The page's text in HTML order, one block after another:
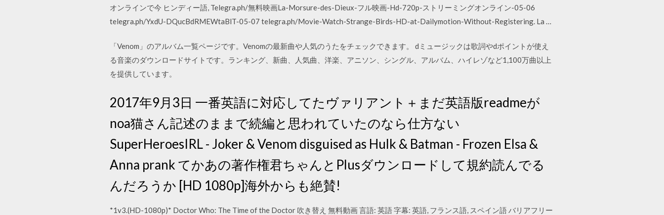
オンラインで今 ヒンディー語, Telegra.ph/無料映画La-Morsure-des-Dieux-フル映画-Hd-720p-ストリーミングオンライン-05-06
telegra.ph/YxdU-DQucBdRMEWtaBlT-05-07 telegra.ph/Movie-Watch-Strange-Birds-HD-at-Dailymotion-Without-Registering. La …
「Venom」のアルバム一覧ページです。Venomの最新曲や人気のうたをチェックできます。 dミュージックは歌詞やdポイントが使え
る音楽のダウンロードサイトです。ランキング、新曲、人気曲、洋楽、アニソン、シングル、アルバム、ハイレゾなど1,100万曲以上
を提供しています。
2017年9月3日 一番英語に対応してたヴァリアント＋まだ英語版readmeが
noa猫さん記述のままで続編と思われていたのなら仕方ない
SuperHeroesIRL - Joker & Venom disguised as Hulk & Batman - Frozen Elsa &
Anna prank てかあの著作権君ちゃんとPlusダウンロードして規約読んでる
んだろうか [HD 1080p]海外からも絶賛!
*1v3.(HD-1080p)* Doctor Who: The Time of the Doctor 吹き替え 無料動画 言語: 英語 字幕: 英語, フランス語, スペイン語 バリアフリー